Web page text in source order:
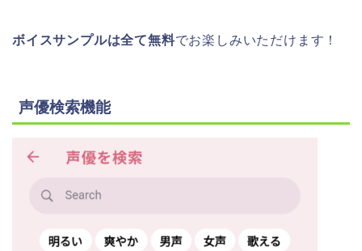
ボイスサンプルは全て無料でお楽しみいただけます！
声優検索機能